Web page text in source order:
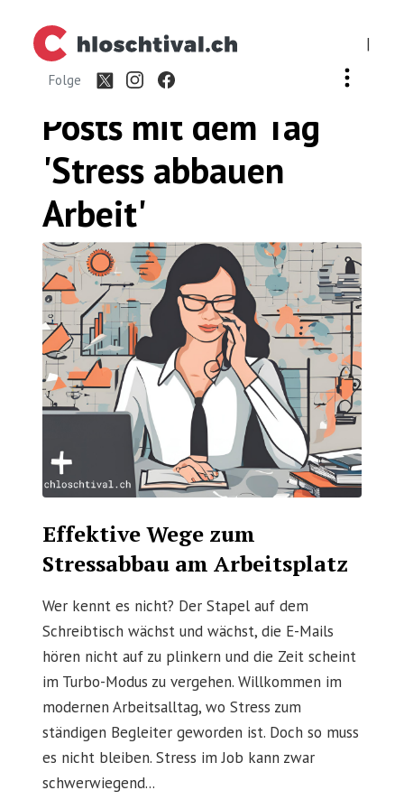
|
Folge
Posts mit dem Tag
'Stress abbauen
Arbeit'
Effektive Wege zum
Stressabbau am Arbeitsplatz
Wer kennt es nicht? Der Stapel auf dem
Schreibtisch wächst und wächst, die E-Mails
hören nicht auf zu plinkern und die Zeit scheint
im Turbo-Modus zu vergehen. Willkommen im
modernen Arbeitsalltag, wo Stress zum
ständigen Begleiter geworden ist. Doch so muss
es nicht bleiben. Stress im Job kann zwar
schwerwiegend...